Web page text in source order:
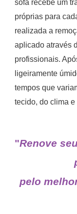
sofá recebe um
próprias para
realizada a
aplicado através
profissionais.
ligeiramente
tempos que
tecido, do clima e
"Renove
pelo